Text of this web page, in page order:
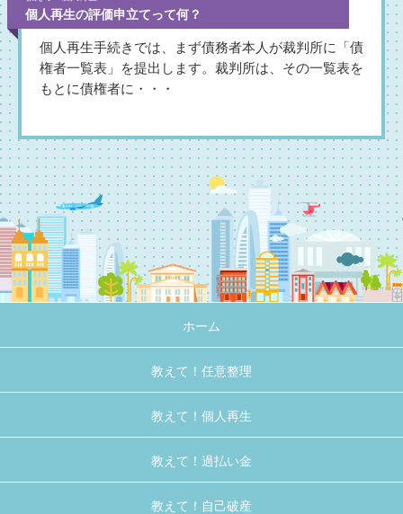
個人再生の評価申立てって何？
個人再生手続きでは、まず債務者本人が裁判所に「債
権者一覧表」を提出します。裁判所は、その一覧表を
もとに債権者に・・・
ホーム
教えて！任意整理
教えて！個人再生
教えて！過払い金
教えて！自己破産